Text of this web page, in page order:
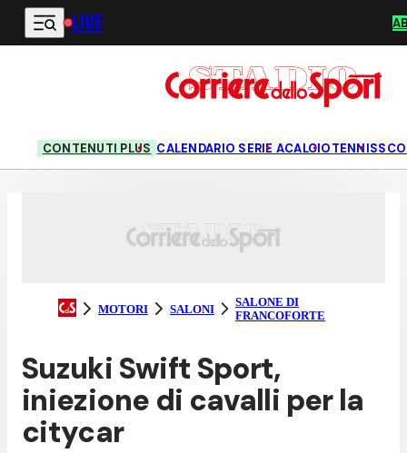
Vai al contenuto principale
LIVE
CONTENUTI PLUS CALENDARIO SERIE ACALCIOTENNIS
MOTORI SALONI
SALONE DI
FRANCOFORTE
Suzuki Swift Sport,
iniezione di cavalli per la
citycar